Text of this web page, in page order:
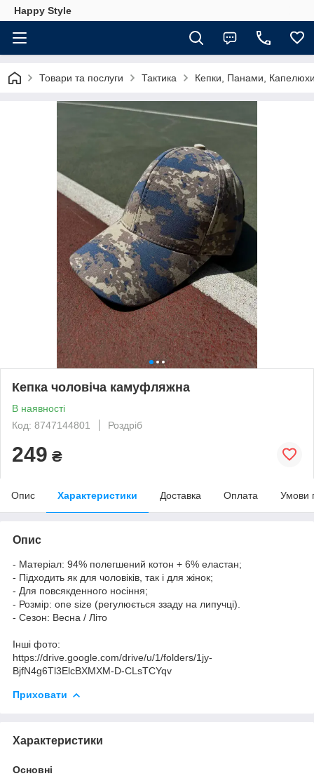
Happy Style
Товари та послуги Тактика Кепки, Панами,
Кепка чоловіча камуфляжна
В наявності
Код: 8747144801
Роздріб
249 ₴
Опис Характеристики Доставка Оплата Умови
Опис
- Матеріал: 94% полегшений котон + 6% еластан;
- Підходить як для чоловіків, так і для жінок;
- Для повсякденного носіння;
- Розмір: one size (регулюється ззаду на липучці).
- Сезон: Весна / Літо
Інші фото:
https://drive.google.com/drive/u/1/folders/1jy-
BjfN4g6Tl3ElcBXMXM-D-CLsTCYqv
Приховати
Характеристики
Основні